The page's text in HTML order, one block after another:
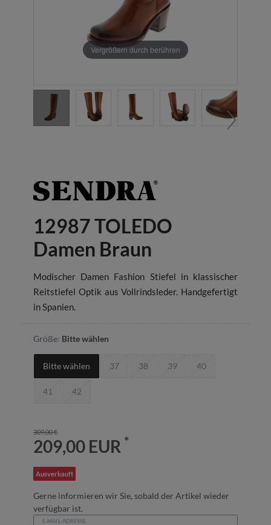
Vergrößern durch berühren
12987 TOLEDO
Damen Braun
Modischer Damen Fashion Stiefel in klassischer
Reitstiefel Optik aus Vollrindsleder. Handgefertigt
in Spanien.
Größe: Bitte wählen
Bitte wählen 37 38 39 40
41 42
309,00 €
209,00 EUR *
Ausverkauft
Gerne informieren wir Sie, sobald der Artikel wieder
verfügbar ist.
E-MAIL-ADRESSE